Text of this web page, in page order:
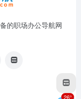
的职场办公导航网
26°